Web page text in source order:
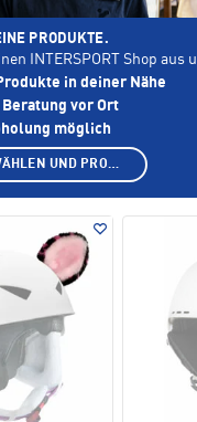
PRODUKTE.
INTERSPORT Shop aus
in deiner Nähe
vor Ort
möglich
SHOP AUSWÄHLEN UND PRODUKTE ANZEIGEN